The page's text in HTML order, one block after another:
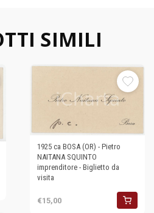
SIMILI
1925 ca BOSA (OR) - Pietro
NAITANA SQUINTO
imprenditore - Biglietto da
visita
€15,00